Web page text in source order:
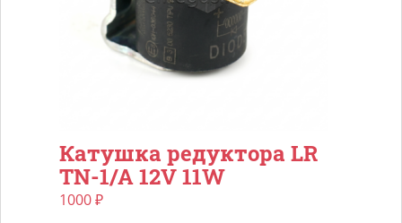
Катушка редуктора LR
TN-1/A 12V 11W
1000₽